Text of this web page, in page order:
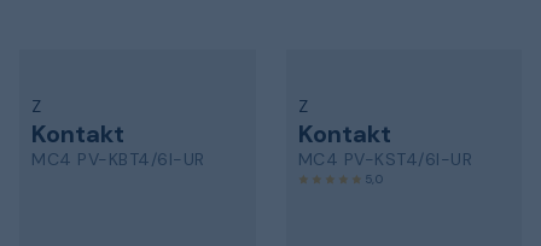
Z
Kontakt
MC4 PV-KBT4/6I-UR
Z
Kontakt
MC4 PV-KST4/6I-UR
5,0